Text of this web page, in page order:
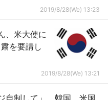
2019/8/28(We) 13:23
、米大使に
を要請し
2019/8/28(We) 13:21
自制して」 韓国、米国